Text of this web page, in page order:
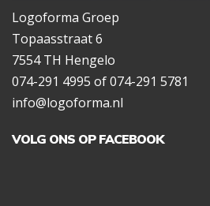
Logoforma Groep
Topaasstraat 6
7554 TH Hengelo
074-291 4995 of 074-291 5781
info@logoforma.nl
VOLG ONS OP FACEBOOK